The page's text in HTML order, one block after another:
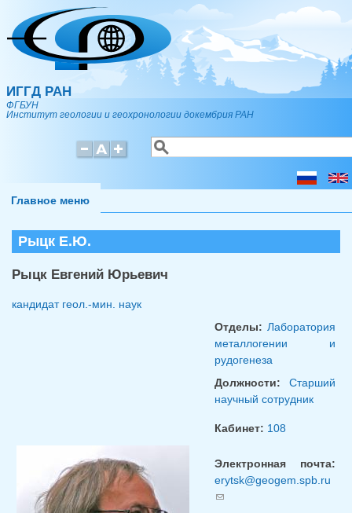
Перейти к основному содержанию
ИГГД РАН
ФГБУН
Институт геологии и геохронологии докембрия РАН
Форма поиска
Поиск
Главное меню
Рыцк Е.Ю.
Рыцк Евгений Юрьевич
кандидат геол.-мин. наук
Отделы: Лаборатория
металлогении и
рудогенеза
Должности: Старший
научный сотрудник
Кабинет: 108
Электронная почта:
erytsk@geogem.spb.ru
(ссылка для отправки